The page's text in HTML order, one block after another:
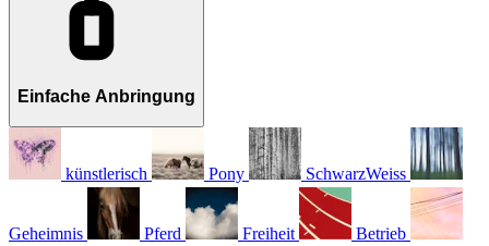
Einfache Anbringung
künstlerisch Pony SchwarzWeiss
Geheimnis Pferd Freiheit Betrieb